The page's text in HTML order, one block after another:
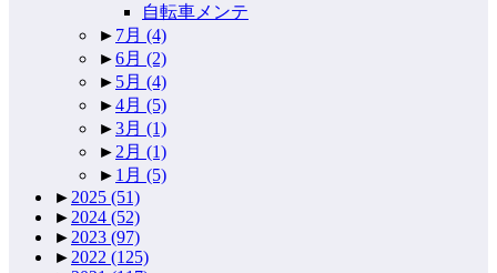
自転車メンテ
► 7月 (4)
►6月 (2)
► 5月 (4)
►4月 (5)
►3月 (1)
► 2月 (1)
► 1月 (5)
► 2025 (51)
► 2024 (52)
► 2023 (97)
► 2022 (125)